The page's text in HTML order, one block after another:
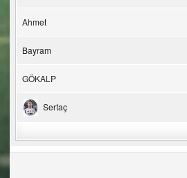
Ahmet
Bayram
GÖKALP
Sertaç